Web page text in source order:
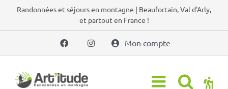
PasserRandonnées et séjours en montagne | Beaufortain, Val d'Arly,
et partout en France !
Mon compte